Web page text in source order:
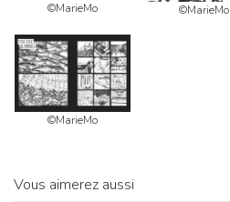
©MarieMo ©MarieMo
©MarieMo
Vous aimerez aussi